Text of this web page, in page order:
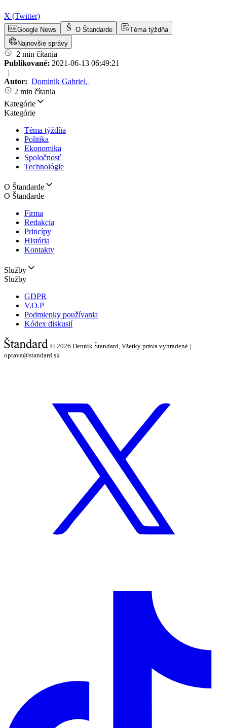
X (Twitter)
Google News O Štandarde
Téma týždňa
Najnovšie správy
2 min čítania
Publikované: 2021-06-13 06:49:21
|
Autor: Dominik Gabriel,
2 min čítania
Kategórie
Kategórie
Téma týždňa
Politika
Ekonomika
Spoločnosť
Technológie
O Štandarde
O Štandarde
Firma
Redakcia
Princípy
História
Kontakty
Služby
Služby
GDPR
V.O.P
Podmienky používania
Kódex diskusií
© 2026 Denník Štandard, Všetky práva vyhradené |
oprava@standard.sk